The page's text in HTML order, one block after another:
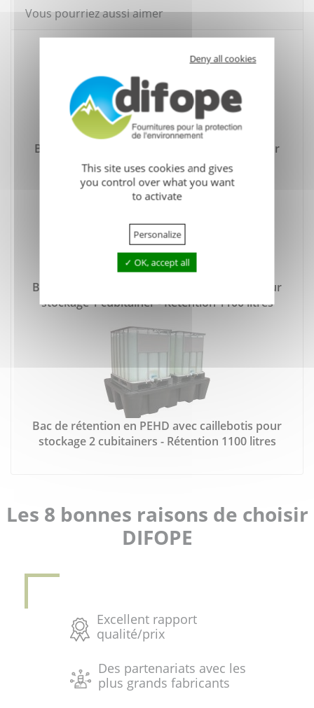
Vous pourriez aussi aimer
Bac de rétention en acier avec caillebotis pour
stockage 1 cubitainer - Rétention 1000 litres
Bac de rétention en PEHD avec caillebotis pour
stockage 1 cubitainer - Rétention 1100 litres
Bac de rétention en PEHD avec caillebotis pour
stockage 2 cubitainers - Rétention 1100 litres
Les 8 bonnes raisons de choisir
DIFOPE
Excellent rapport
qualité/prix
Des partenariats avec les
plus grands fabricants
Deny all cookies
This site uses cookies and gives
you control over what you want
to activate
Personalize
OK, accept all